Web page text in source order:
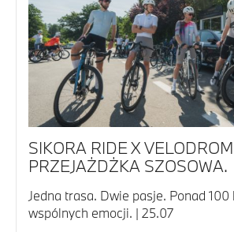
SIKORA RIDE X
PRZEJAŻDŻKA SZOSOWA.
Jedna trasa. Dwie pasje. Ponad
wspólnych emocji. | 25.07